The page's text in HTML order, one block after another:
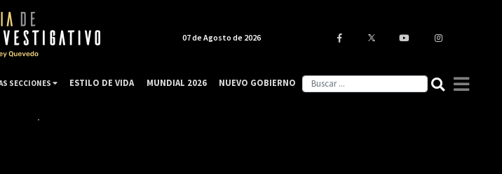
07 de Agosto de 2026
SECCIONES ESTILO DE VIDA MUNDIAL 2026 NUEVO GOBIERNO